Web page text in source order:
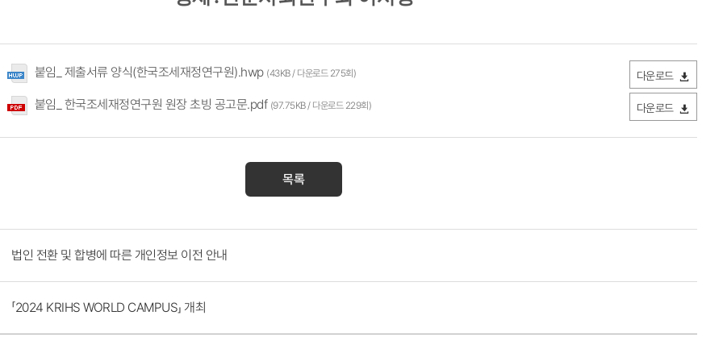
붙임_ 제출서류 양식(한국조세재정연구원).hwp (43KB / 다운로드 275회) 다운로드
붙임_ 한국조세재정연구원 원장 초빙 공고문.pdf (97.75KB / 다운로드 229회) 다운로드
목록
법인 전환 및 합병에 따른 개인정보 이전 안내
「2024 KRIHS WORLD CAMPUS」 개최